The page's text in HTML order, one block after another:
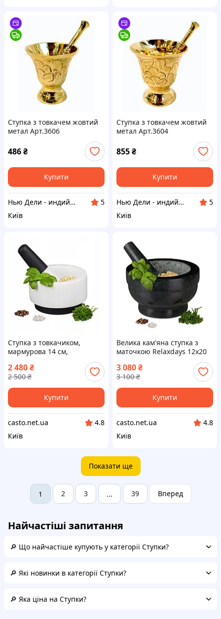
Ступка з товкачем жовтий
метал Арт.3606
486₴
Купити
Нью Дели - индийский магазин
5
Київ
Ступка з товкачем жовтий
метал Арт.3604
855₴
Купити
Нью Дели - индийский магазин
5
Київ
Ступка з товкачиком,
мармурова 14 см,
2 480₴
2 500 ₴
Купити
casto.net.ua
4.8
Київ
Велика кам'яна ступка з
маточкою Relaxdays 12x20
см, граніт, 1 л, 5,6 кг, для
спецій та соусів,
3 080₴
3 100 ₴
Купити
casto.net.ua
4.8
Київ
Показати ще
1 2 3 ... 39 Вперед
Найчастіші запитання
🔎 Що найчастіше купують у категорії Ступки?
🔎 Які новинки в категорії Ступки?
🔎 Яка ціна на Ступки?